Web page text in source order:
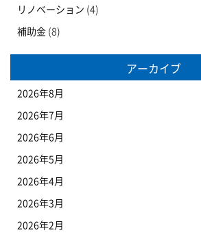
リノベーション (4)
補助金 (8)
アーカイブ
2026年8月
2026年7月
2026年6月
2026年5月
2026年4月
2026年3月
2026年2月